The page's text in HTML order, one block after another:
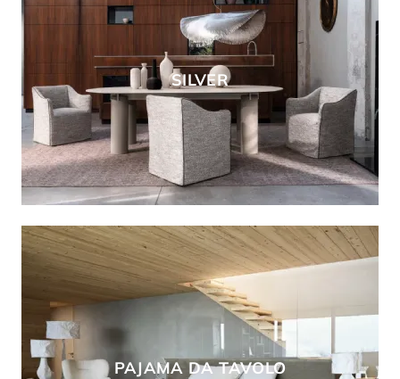
SILVER
PAJAMA DA TAVOLO